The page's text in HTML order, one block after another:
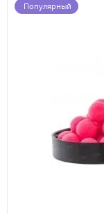
Популярный